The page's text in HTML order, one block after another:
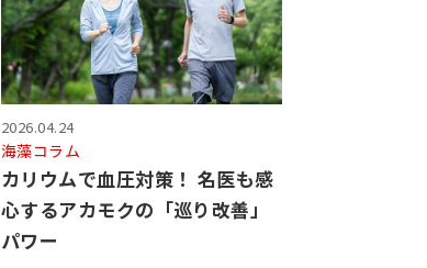
2026.04.24
海藻コラム
カリウムで血圧対策！ 名医も感
心するアカモクの「巡り改善」
パワー